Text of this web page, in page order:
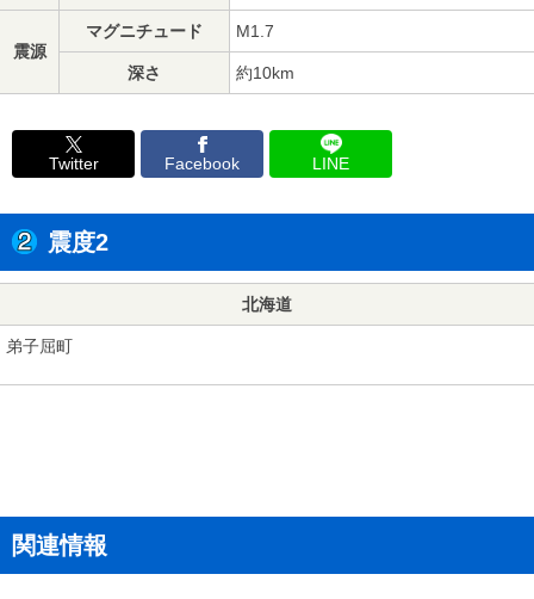
震源
マグニチュード M1.7
深さ 約10km
Twitter Facebook LINE
震度2
北海道
弟子屈町
関連情報